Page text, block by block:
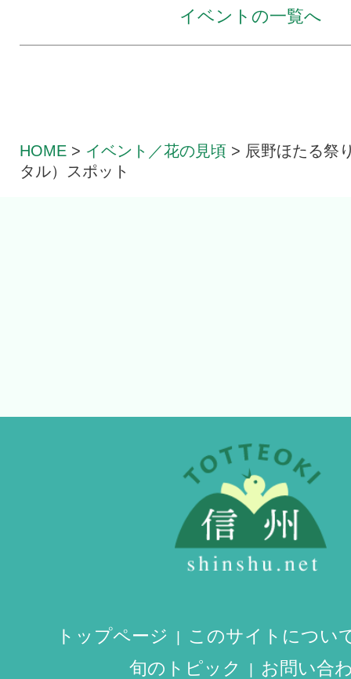
イベントの一覧へ
HOME > イベント／花の見頃 > 辰野ほたる祭
タル）スポット
トップページ
このサイトについ
旬のトピック
お問い合